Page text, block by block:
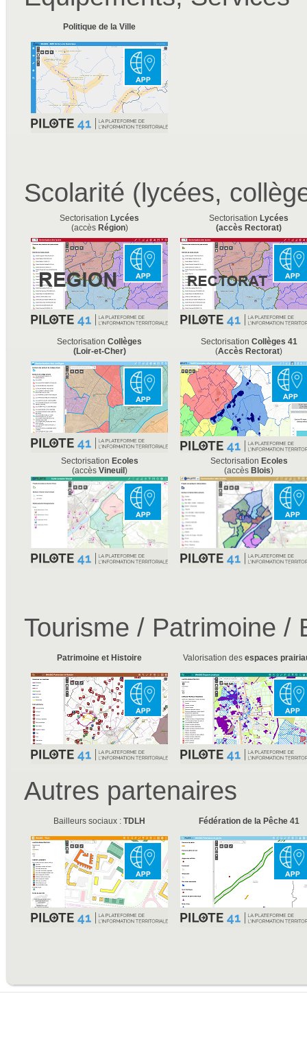
Politique de la Ville
Scolarité (lycées,
Sectorisation Lycées
(accès Région)
Sectorisation Lycées
(accès Rectorat)
Sectorisation Collèges
(Loir-et-Cher)
Sectorisation Collèges 41
(Accès Rectorat)
Sectorisation Ecoles
(accès Vineuil )
Sectorisation Ecoles
(accès Blois)
Tourisme / Patrimoine /
Patrimoine et Histoire Valorisation des espaces
Autres partenaires
Bailleurs sociaux : TDLH Fédération de la Pêche 41